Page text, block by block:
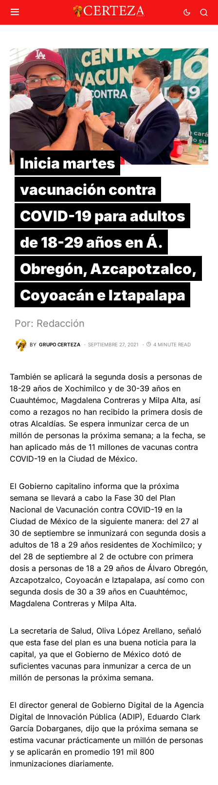
Inicia martes
vacunación contra
COVID-19 para adultos
de 18-29 años en Á.
Obregón, Azcapotzalco,
Coyoacán e Iztapalapa
Por: Redacción
BY GRUPO CERTEZA SEPTIEMBRE 27, 2021 4 MINUTE READ
También se aplicará la segunda dosis a personas de
18-29 años de Xochimilco y de 30-39 años en
Cuauhtémoc, Magdalena Contreras y Milpa Alta, así
como a rezagos no han recibido la primera dosis de
otras Alcaldías. Se espera inmunizar cerca de un
millón de personas la próxima semana; a la fecha, se
han aplicado más de 11 millones de vacunas contra
COVID-19 en la Ciudad de México.
El Gobierno capitalino informa que la próxima
semana se llevará a cabo la Fase 30 del Plan
Nacional de Vacunación contra COVID-19 en la
Ciudad de México de la siguiente manera: del 27 al
30 de septiembre se inmunizará con segunda dosis a
adultos de 18 a 29 años residentes de Xochimilco; y
del 28 de septiembre al 2 de octubre con primera
dosis a personas de 18 a 29 años de Álvaro Obregón,
Azcapotzalco, Coyoacán e Iztapalapa, así como con
segunda dosis de 30 a 39 años en Cuauhtémoc,
Magdalena Contreras y Milpa Alta.
La secretaria de Salud, Oliva López Arellano, señaló
que esta fase del plan es una buena noticia para la
capital, ya que el Gobierno de México dotó de
suficientes vacunas para inmunizar a cerca de un
millón de personas la próxima semana.
El director general de Gobierno Digital de la Agencia
Digital de Innovación Pública (ADIP), Eduardo Clark
García Dobarganes, dijo que la próxima semana se
estima vacunar prácticamente un millón de personas
y se aplicarán en promedio 191 mil 800
inmunizaciones diariamente.